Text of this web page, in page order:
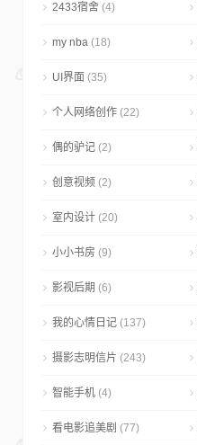
2433宿舍 (4)
my nba (18)
UI界面 (35)
个人网络创作 (22)
偶的驴记 (2)
创意视频 (2)
室内设计 (20)
小小书房 (9)
影视后期 (6)
我的心情日记 (137)
摄影志明信片 (243)
智能手机 (4)
看电影追美剧 (77)